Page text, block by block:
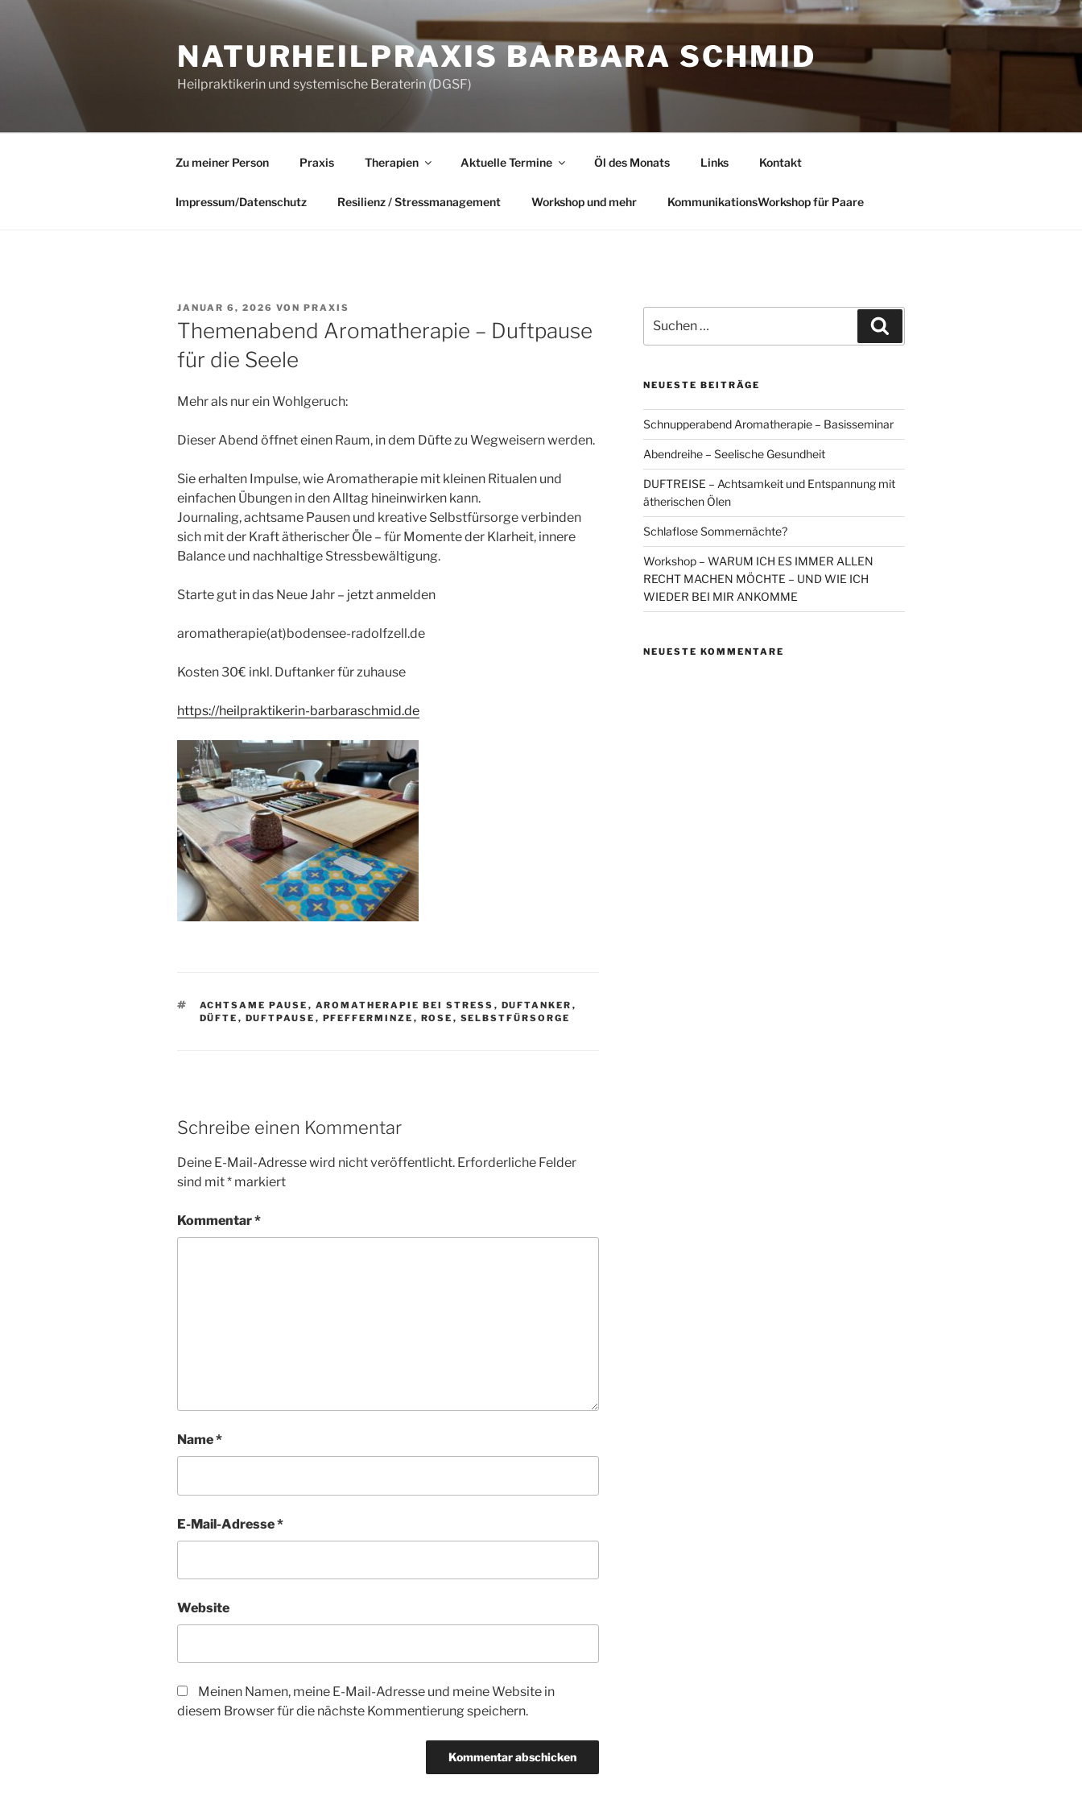
springen
NATURHEILPRAXIS BARBARA SCHMID
Heilpraktikerin und systemische Beraterin (DGSF)
Zu meiner Person Praxis Therapien Aktuelle Termine Öl des Monats Links Kontakt
Impressum/Datenschutz Resilienz / Stressmanagement Workshop und mehr KommunikationsWorkshop für Paare
VERÖFFENTLICHT
AM
JANUAR 6, 2026 VON PRAXIS
Themenabend Aromatherapie – Duftpause
für die Seele
Mehr als nur ein Wohlgeruch:
Dieser Abend öffnet einen Raum, in dem Düfte zu Wegweisern werden.
Sie erhalten Impulse, wie Aromatherapie mit kleinen Ritualen und
einfachen Übungen in den Alltag hineinwirken kann.
Journaling, achtsame Pausen und kreative Selbstfürsorge verbinden
sich mit der Kraft ätherischer Öle – für Momente der Klarheit, innere
Balance und nachhaltige Stressbewältigung.
Starte gut in das Neue Jahr – jetzt anmelden
aromatherapie(at)bodensee-radolfzell.de
Kosten 30€ inkl. Duftanker für zuhause
https://heilpraktikerin-barbaraschmid.de
SCHLAGWÖRTER
ACHTSAME PAUSE , AROMATHERAPIE BEI STRESS , DUFTANKER ,
DÜFTE , DUFTPAUSE , PFEFFERMINZE , ROSE , SELBSTFÜRSORGE
Schreibe einen Kommentar
Deine E-Mail-Adresse wird nicht veröffentlicht. Erforderliche Felder
sind mit* markiert
Kommentar*
Name*
E-Mail-Adresse*
Website
Meinen Namen, meine E-Mail-Adresse und meine Website in
diesem Browser für die nächste Kommentierung speichern.
nach:
NEUESTE BEITRÄGE
Schnupperabend Aromatherapie – Basisseminar
Abendreihe – Seelische Gesundheit
DUFTREISE – Achtsamkeit und Entspannung mit
ätherischen Ölen
Schlaflose Sommernächte?
Workshop – WARUM ICH ES IMMER ALLEN
RECHT MACHEN MÖCHTE – UND WIE ICH
WIEDER BEI MIR ANKOMME
NEUESTE KOMMENTARE